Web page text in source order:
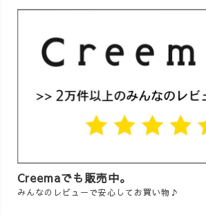
Creemaでも販売中。
みんなのレビューで安心してお買い物♪